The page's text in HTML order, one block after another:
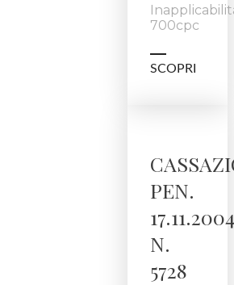
700cpc
SCOPRI
PEN.
17.11.2004
N.
5728